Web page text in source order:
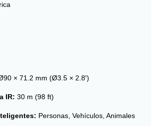
× 71.2 mm (Ø3.5 × 2.8′)
IR: 30 m (98 ft)
Personas, Vehículos, Animales